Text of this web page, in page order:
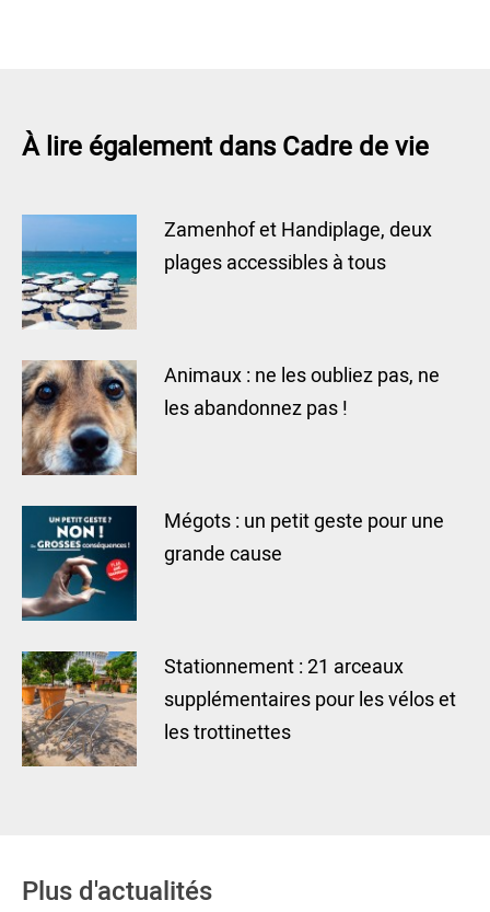
À lire également dans Cadre de vie
Zamenhof et Handiplage, deux
plages accessibles à tous
Animaux : ne les oubliez pas, ne
les abandonnez pas !
Mégots : un petit geste pour une
grande cause
Stationnement : 21 arceaux
supplémentaires pour les vélos et
les trottinettes
Plus d'actualités